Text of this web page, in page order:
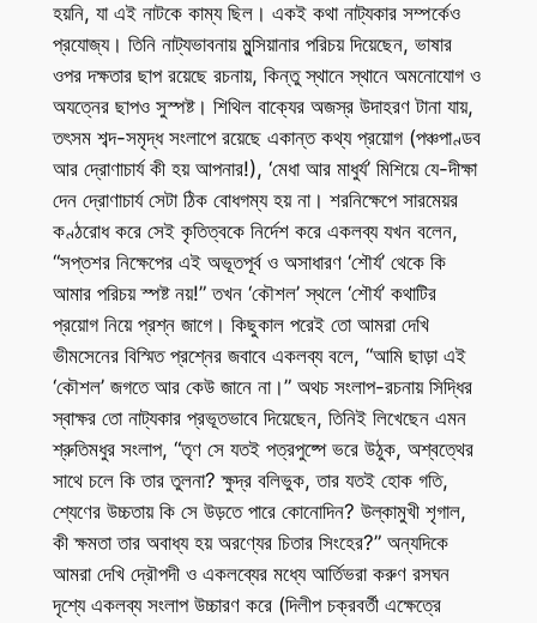
হয়নি, যা এই নাটকে কাম্য ছিল। একই কথা নাট্যকার সম্পর্কেও
প্রযোজ্য। তিনি নাট্যভাবনায় মুন্সিয়ানার পরিচয় দিয়েছেন, ভাষার
ওপর দক্ষতার ছাপ রয়েছে রচনায়, কিন্তু স্থানে স্থানে অমনোযোগ ও
অযত্নের ছাপও সুস্পষ্ট। শিথিল বাক্যের অজস্র উদাহরণ টানা যায়,
তৎসম শব্দ-সমৃদ্ধ সংলাপে রয়েছে একান্ত কথ্য প্রয়োগ (পঞ্চপাণ্ডব
আর দ্রোণাচার্য কী হয় আপনার!), ‘মেধা আর মাধুর্য’ মিশিয়ে যে-দীক্ষা
দেন দ্রোণাচার্য সেটা ঠিক বোধগম্য হয় না। শরনিক্ষেপে সারমেয়র
কণ্ঠরোধ করে সেই কৃতিত্বকে নির্দেশ করে একলব্য যখন বলেন,
“সপ্তশর নিক্ষেপের এই অভূতপূর্ব ও অসাধারণ ‘শৌর্য’ থেকে কি
আমার পরিচয় স্পষ্ট নয়!” তখন ‘কৌশল’ স্থলে ‘শৌর্য’ কথাটির
প্রয়োগ নিয়ে প্রশ্ন জাগে। কিছুকাল পরেই তো আমরা দেখি
ভীমসেনের বিস্মিত প্রশ্নের জবাবে একলব্য বলে, “আমি ছাড়া এই
‘কৌশল’ জগতে আর কেউ জানে না।” অথচ সংলাপ-রচনায় সিদ্ধির
স্বাক্ষর তো নাট্যকার প্রভূতভাবে দিয়েছেন, তিনিই লিখেছেন এমন
শ্রুতিমধুর সংলাপ, “তৃণ সে যতই পত্রপুষ্পে ভরে উঠুক, অশ্বত্থের
সাথে চলে কি তার তুলনা? ক্ষুদ্র বলিভুক, তার যতই হোক গতি,
শ্যেণের উচ্চতায় কি সে উড়তে পারে কোনোদিন? উল্কামুখী শৃগাল,
কী ক্ষমতা তার অবাধ্য হয় অরণ্যের চিতার সিংহের?” অন্যদিকে
আমরা দেখি দ্রৌপদী ও একলব্যের মধ্যে আর্তিভরা করুণ রসঘন
দৃশ্যে একলব্য সংলাপ উচ্চারণ করে (দিলীপ চক্রবর্তী এক্ষেত্রে